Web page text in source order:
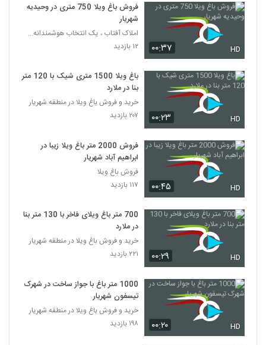
۰۰:۳۷ HD
فروش باغ ویلا 750 متری در وحیدیه
شهریار
املاک آفتاب ، یک انتخاب هوشمندانه...
۱۲ بازدید
۰۰:۲۳ HD
باغ ویلا 1500 متری شیک با 120 متر
بنا در ملارد
خرید و فروش باغ ویلا در منطقه شهریار
۲۰۷ بازدید
۰۰:۴۵ HD
فروش 2000 متر باغ ویلا زیبا در
ابراهیم آباد شهریار
فروش باغ ویلا
۱۱۷ بازدید
۰۰:۲۹ HD
700 متر باغ ویلای فاخر با 130 متر بنا
در ملارد
خرید و فروش باغ ویلا در منطقه شهریار
۲۲۱ بازدید
۰۰:۲۰ HD
1000 متر باغ با جواز ساخت در شهرک
تیسفون شهریار
خرید و فروش باغ ویلا در منطقه شهریار
۱۹۸ بازدید